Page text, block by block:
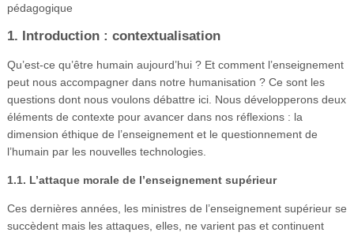
pédagogique
1. Introduction : contextualisation
Qu’est-ce qu’être humain aujourd’hui ? Et comment l’enseignement
peut nous accompagner dans notre humanisation ? Ce sont les
questions dont nous voulons débattre ici. Nous développerons deux
éléments de contexte pour avancer dans nos réflexions : la
dimension éthique de l’enseignement et le questionnement de
l’humain par les nouvelles technologies.
1.1. L’attaque morale de l’enseignement supérieur
Ces dernières années, les ministres de l’enseignement supérieur se
succèdent mais les attaques, elles, ne varient pas et continuent